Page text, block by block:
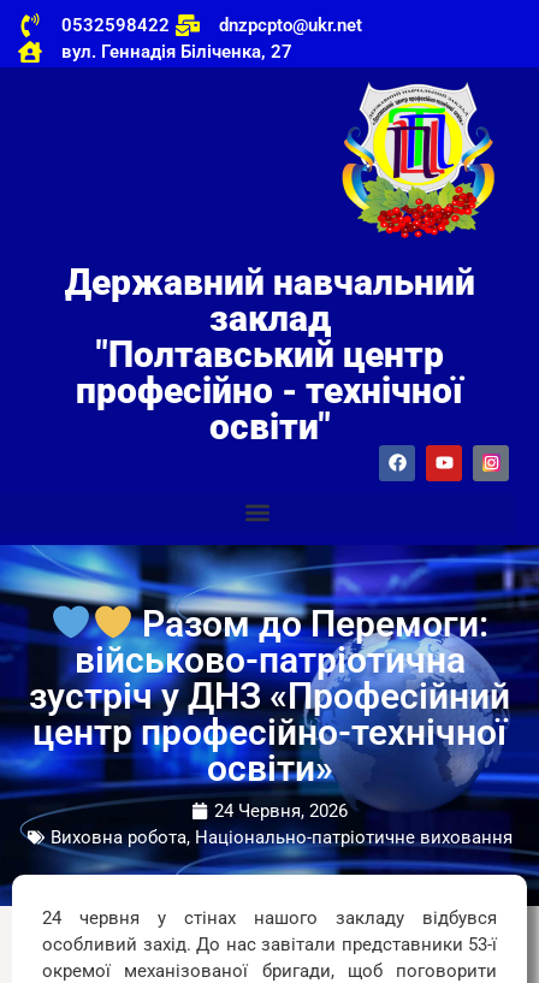
0532598422
dnzpcpto@ukr.net
вул. Геннадія Біліченка, 27
Державний навчальний
заклад
"Полтавський центр
професійно - технічної
освіти"
Разом до Перемоги:
військово-патріотична
зустріч у ДНЗ «Професійний
центр професійно-технічної
освіти»
24 Червня, 2026
Виховна робота, Національно-патріотичне виховання
24 червня у стінах нашого закладу відбувся
особливий захід. До нас завітали представники 53-ї
окремої механізованої бригади, щоб поговорити